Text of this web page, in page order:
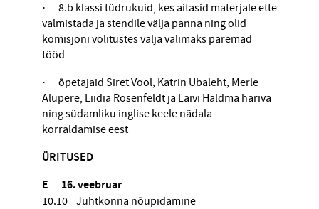
· 8.b klassi tüdrukuid, kes aitasid materjale ette
valmistada ja stendile välja panna ning olid
komisjoni volitustes välja valimaks paremad
tööd
· õpetajaid Siret Vool, Katrin Ubaleht, Merle
Alupere, Liidia Rosenfeldt ja Laivi Haldma hariva
ning südamliku inglise keele nädala
korraldamise eest
ÜRITUSED
E
16. veebruar
10.10 Juhtkonna nõupidamine